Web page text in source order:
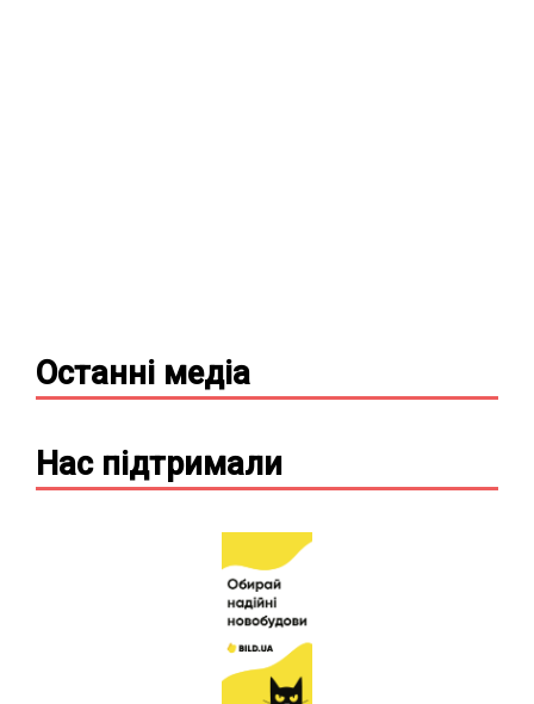
Останні медіа
Нас підтримали